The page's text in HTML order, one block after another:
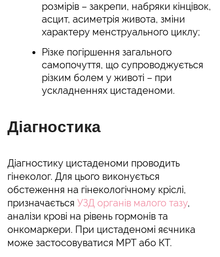
розмірів – закрепи, набряки кінцівок,
асцит, асиметрія живота, зміни
характеру менструального циклу;
Різке погіршення загального
самопочуття, що супроводжується
різким болем у животі – при
ускладненнях цистаденоми.
Діагностика
Діагностику цистаденоми проводить
гінеколог. Для цього виконується
обстеження на гінекологічному кріслі,
призначається УЗД органів малого тазу,
аналізи крові на рівень гормонів та
онкомаркери. При цистаденомі яєчника
може застосовуватися МРТ або КТ.